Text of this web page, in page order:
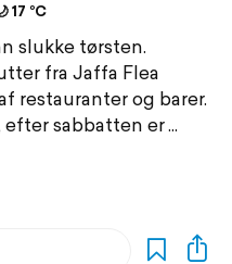
17 °C
slukke tørsten.
fra Jaffa Flea
restauranter og barer.
efter sabbatten er